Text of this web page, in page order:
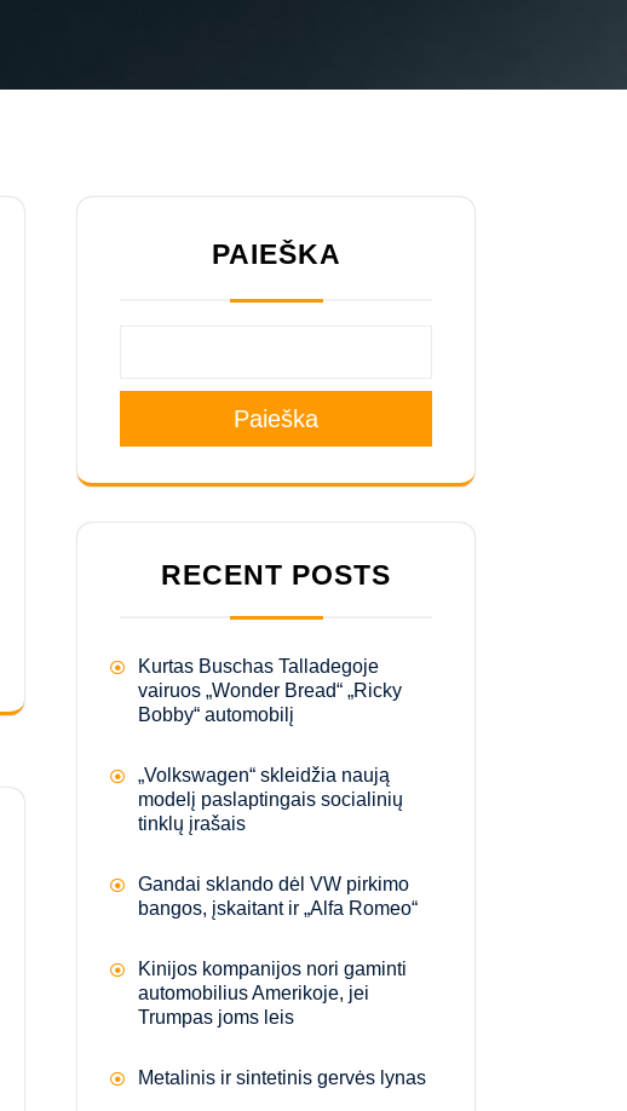
PAIEŠKA
Paieška
RECENT POSTS
Kurtas Buschas Talladegoje
vairuos „Wonder Bread“ „Ricky
Bobby“ automobilį
„Volkswagen“ skleidžia naują
modelį paslaptingais socialinių
tinklų įrašais
Gandai sklando dėl VW pirkimo
bangos, įskaitant ir „Alfa Romeo“
Kinijos kompanijos nori gaminti
automobilius Amerikoje, jei
Trumpas joms leis
Metalinis ir sintetinis gervės lynas